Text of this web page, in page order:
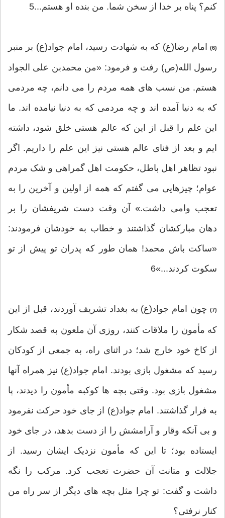
کنم؟ پناه بر خدا از سخن شما. من بنده او هستم...5
(6) امام رضا(ع) که به شهادت رسید، امام جواد(ع) بر منبر
رسول الله(ص) رفت و فرمود: «من محمدبن علی الجواد
هستم. من نسب های همه مردم را می دانم، چه مردمی
که به دنیا آمده اند و چه مردمی که به دنیا نیامده اند. ما
این علم را قبل از این که عالم هستی خلق شود، داشته
ایم و بعد از فنای عالم هستی نیز این علم را داریم. اگر
نبود تظاهر اهل باطل، حکومت اهل گمراهی و شک مردم
عوام؛ چیزهایی می گفتم که همه از اولین و آخرین را به
تعجب وامی داشت.» آن وقت دست شریفشان را بر
دهان مبارکشان گذاشتند و خطاب به خودشان فرمودند:
«ساکت باش محمد! همان طور که پدران تو پیش از تو
سکوت کردند...»6
(7) چون امام جواد(ع) به بغداد تشریف آوردند، قبل از این
که مأمون را ملاقات کنند، روزی آن ملعون به قصد شکار
از کاخ خود خارج شد؛ در اثنای راه، به جمعی از کودکان
رسید که مشغول بازی بودند. امام جواد(ع) نیز همراه آنها
مشغول بازی بود. وقتی بچه ها کوکبه مأمون را دیدند، پا
به فرار گذاشتند. امام جواد(ع) از جای خود حرکت نفرمود
و بی آنکه وقار و آرامشش را از دست بدهد، در جای خود
ایستاده بود؛ تا این که مأمون نزدیک ایشان رسید. از
جلالت و متانت آن حضرت تعجب کرد. مرکب را نگه
داشت و گفت: تو چرا مثل بچه های دیگر از سر راه من
کنار نرفتی؟